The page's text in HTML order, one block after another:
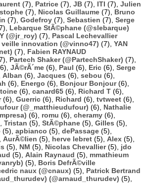
(7), Patrice (7), JB (7), ITI (7), Julien
(7), Nicolas Guillaume (7), Bruno
(7), Godefroy (7), Sebastien (7), Serge
Lebarque StÃ©phane (@slebarque)
(@jr_roy) (7), Pascal Lechevallier
veille innovation (@vinno47) (7), YAN
(7), Fabien RAYNAUD
Partech Shaker (@PartechShaker) (7),
JÃ©rÃ´me (6), Paul (6), Eric (6), Serge
Alban (6), Jacques (6), sebou (6),
(6), Energo (6), Bonjour Bonjour(6),
(6), canard65 (6), Richard T (6),
(6), Guerric (6), Richard (6), tvtweet (6),
(@_matthieudufour) (6), Nathalie
(6), romu (6), cheramy (6),
Tristan (5), StÃ©phane (5), Gilles (5),
(5), apbianco (5), dePassage (5),
AurÃ©lien (5), herve lebret (5), Alex (5),
(5), NM (5), Nicolas Chevallier(5), jdo
(5), Alain Raynaud (5), mmathieum
(5), Boris DefrÃ©ville
naux (@cnaux) (5), Patrick Bertrand
(@arnaud_thurudev) (5),